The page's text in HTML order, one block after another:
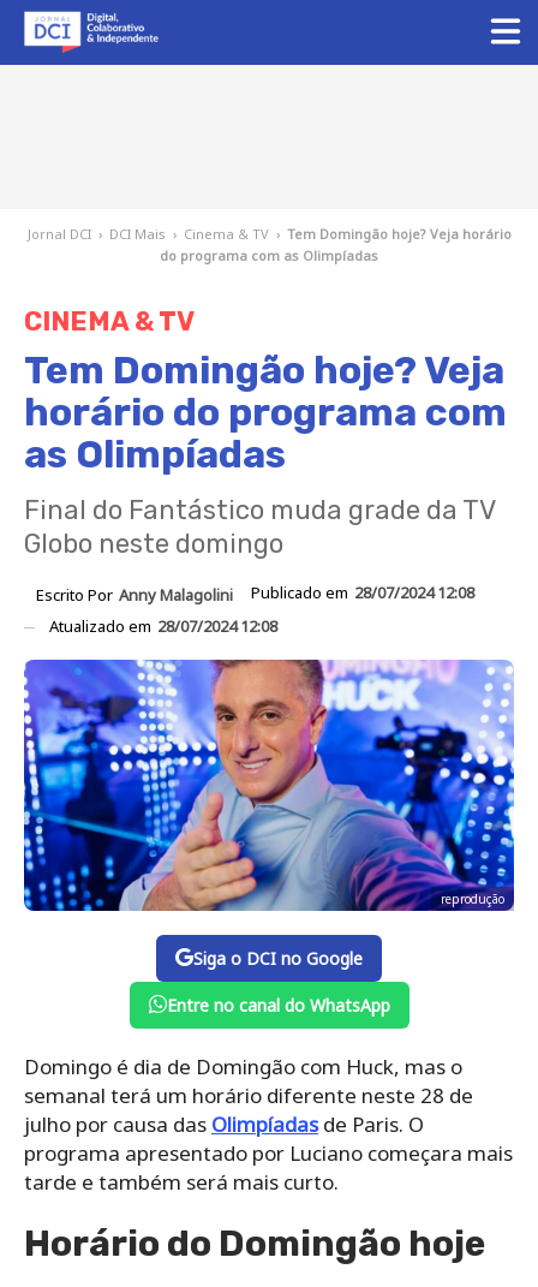
Jornal DCI › DCI Mais › Cinema & TV › Tem Domingão hoje? Veja horário
do programa com as Olimpíadas
CINEMA & TV
Tem Domingão hoje? Veja
horário do programa com
as Olimpíadas
Final do Fantástico muda grade da TV
Globo neste domingo
Escrito Por Anny Malagolini Publicado em 28/07/2024 12:08
Atualizado em 28/07/2024 12:08
reprodução
Siga o DCI no Google
Entre no canal do WhatsApp
Domingo é dia de Domingão com Huck, mas o
semanal terá um horário diferente neste 28 de
julho por causa das Olimpíadasde Paris. O
programa apresentado por Luciano começara mais
tarde e também será mais curto.
Horário do Domingão hoje